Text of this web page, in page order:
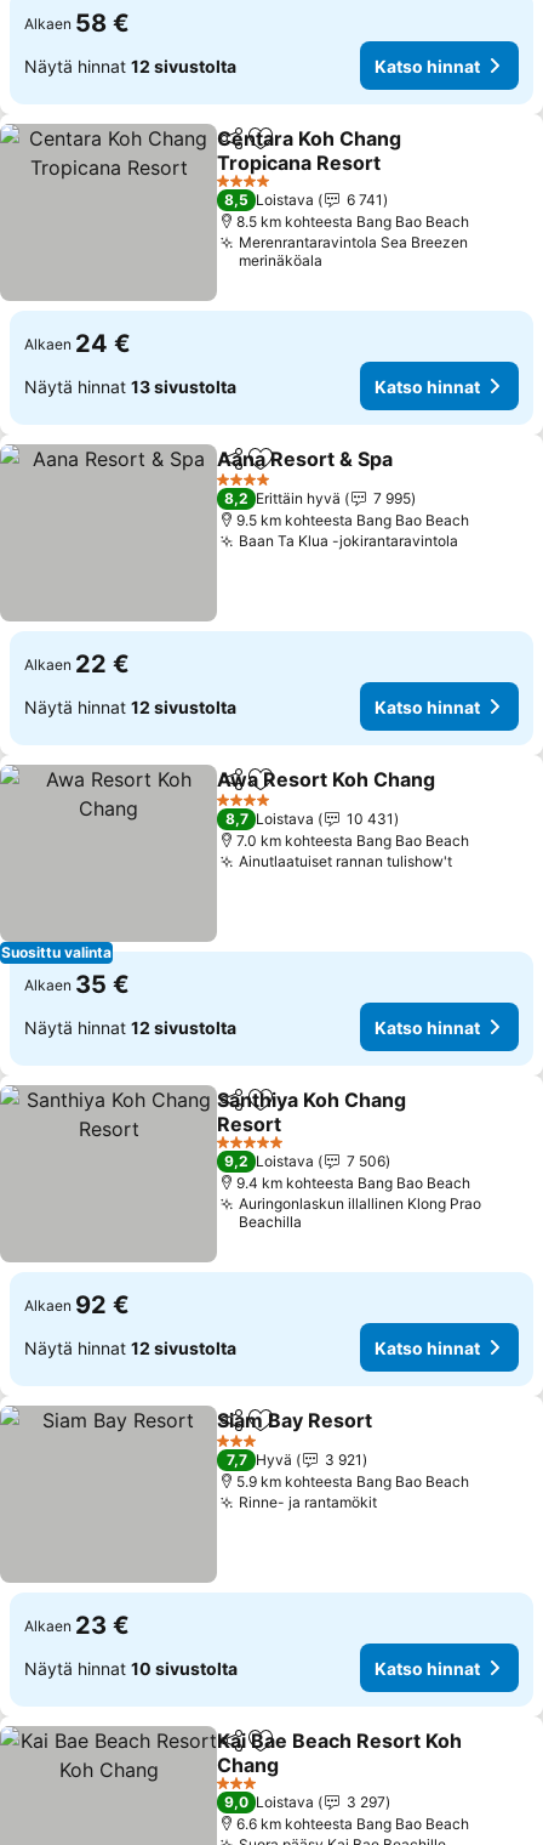
Alkaen 58 €
Näytä hinnat 12 sivustolta Katso hinnat
Jaa Lisää suosikkeihin
Centara Koh Chang
Tropicana Resort
Katso hinnat
4 Tähtiluokitus
8,5 Loistava
6 741
8.5 km kohteesta Bang Bao Beach
Merenrantaravintola Sea Breezen
merinäköala
Alkaen 24 €
Näytä hinnat 13 sivustolta Katso hinnat
Jaa Lisää suosikkeihin
Aana Resort & Spa
4 Tähtiluokitus
8,2 Erittäin hyvä
7 995
9.5 km kohteesta Bang Bao Beach
Baan Ta Klua -jokirantaravintola
Alkaen 22 €
Näytä hinnat 12 sivustolta Katso hinnat
Suosittu valinta
Jaa Lisää suosikkeihin
Awa Resort Koh Chang
4 Tähtiluokitus
8,7 Loistava
10 431
7.0 km kohteesta Bang Bao Beach
Ainutlaatuiset rannan tulishow'tKatso
Alkaen 35 €
Näytä hinnat 12 sivustolta Katso hinnat
Jaa Lisää suosikkeihin
Santhiya Koh Chang
Resort
Katso hinnat
5 Tähtiluokitus
9,2 Loistava
7 506
9.4 km kohteesta Bang Bao Beach
Auringonlaskun illallinen Klong Prao
Beachilla
Alkaen 92 €
Näytä hinnat 12 sivustolta Katso hinnat
Jaa Lisää suosikkeihin
Siam Bay Resort
3 Tähtiluokitus
7,7 Hyvä
3 921
5.9 km kohteesta Bang Bao Beach
Rinne- ja rantamökitKatso hinnat
Alkaen 23 €
Näytä hinnat 10 sivustolta Katso hinnat
Jaa Lisää suosikkeihin
Kai Bae Beach Resort Koh
Chang
Katso hinnat
3 Tähtiluokitus
9,0 Loistava
3 297
6.6 km kohteesta Bang Bao Beach